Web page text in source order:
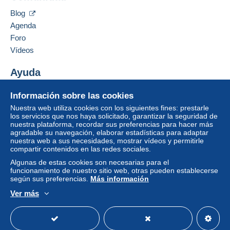
integrado a la página
vendedor al comprador. Una compra no pagada
cláusulas relativas al pago, estas se considerarán
nulas. Las condiciones de pago de la página web
Delcampe, tal y como se definen en las
Las compras deben pagarse en un plazo de14
díasa partir de la recepción de la declaración final
del vendedor.
Derecho de retracto|Gastos de devolución a
cargo del comprador.
Para saber el plazo de devolución y de reembolso
del artículo,
LONDON
Contactar con el vendedor
Ocultar los objetos de este vendedor
Información sobre las cookies
Nuestra web utiliza cookies con los siguientes fines: prestarle
los servicios que nos haya solicitado, garantizar la seguridad de
nuestra plataforma, recordar sus preferencias para hacer más
agradable su navegación, elaborar estadísticas para adaptar
nuestra web a sus necesidades, mostrar vídeos y permitirle
compartir contenidos en las redes sociales.
Algunas de estas cookies son necesarias para el
funcionamiento de nuestro sitio web, otras pueden establecerse
según sus preferencias. Más información
Ver más
Blog
Agenda
Foro
Vídeos
Ayuda
Comprar en Delcampe
Vender en Delcampe
Una página securizada